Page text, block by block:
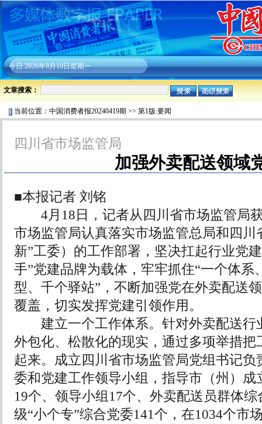
今日2026年8月10日星期一
文章搜索：
当前位置： 中国消费者报20240419期 >> 第1版:要闻
四川省市场监管局
加强外卖配送领域
■本报记者 刘铭
4月18日，记者从四川省市场监管局
市场监管局认真落实市场监管总局和四川
新”工委）的工作部署，坚决扛起行业党
手”党建品牌为载体，牢牢抓住“一个体系
型、千个驿站”，不断加强党在外卖配送
覆盖，切实发挥党建引领作用。
建立一个工作体系。针对外卖配送行
外包化、松散化的现实，通过多项举措把
起来。成立四川省市场监管局党组书记负
委和党建工作领导小组，指导市（州）成
19个、领导小组17个、外卖配送员群体
级“小个专”综合党委141个，在1034个市